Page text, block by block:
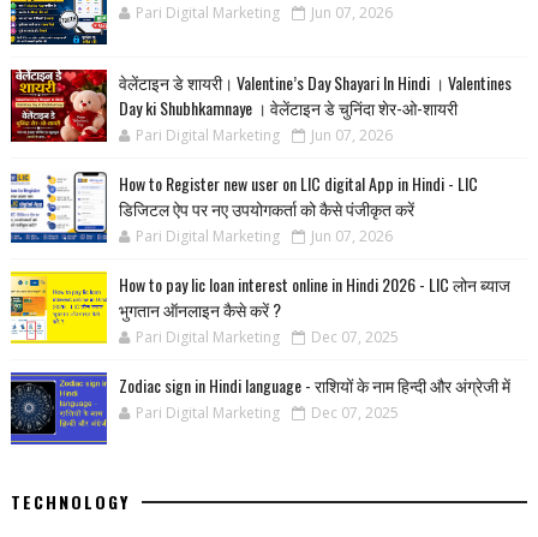
Pari Digital Marketing Jun 07, 2026
वेलेंटाइन डे शायरी। Valentine’s Day Shayari In Hindi । Valentines
Day ki Shubhkamnaye । वेलेंटाइन डे चुनिंदा शेर-ओ-शायरी
Pari Digital Marketing Jun 07, 2026
How to Register new user on LIC digital App in Hindi - LIC
डिजिटल ऐप पर नए उपयोगकर्ता को कैसे पंजीकृत करें
Pari Digital Marketing Jun 07, 2026
How to pay lic loan interest online in Hindi 2026 - LIC लोन ब्याज
भुगतान ऑनलाइन कैसे करें ?
Pari Digital Marketing Dec 07, 2025
Zodiac sign in Hindi language - राशियों के नाम हिन्‍दी और अंग्रेजी में
Pari Digital Marketing Dec 07, 2025
TECHNOLOGY